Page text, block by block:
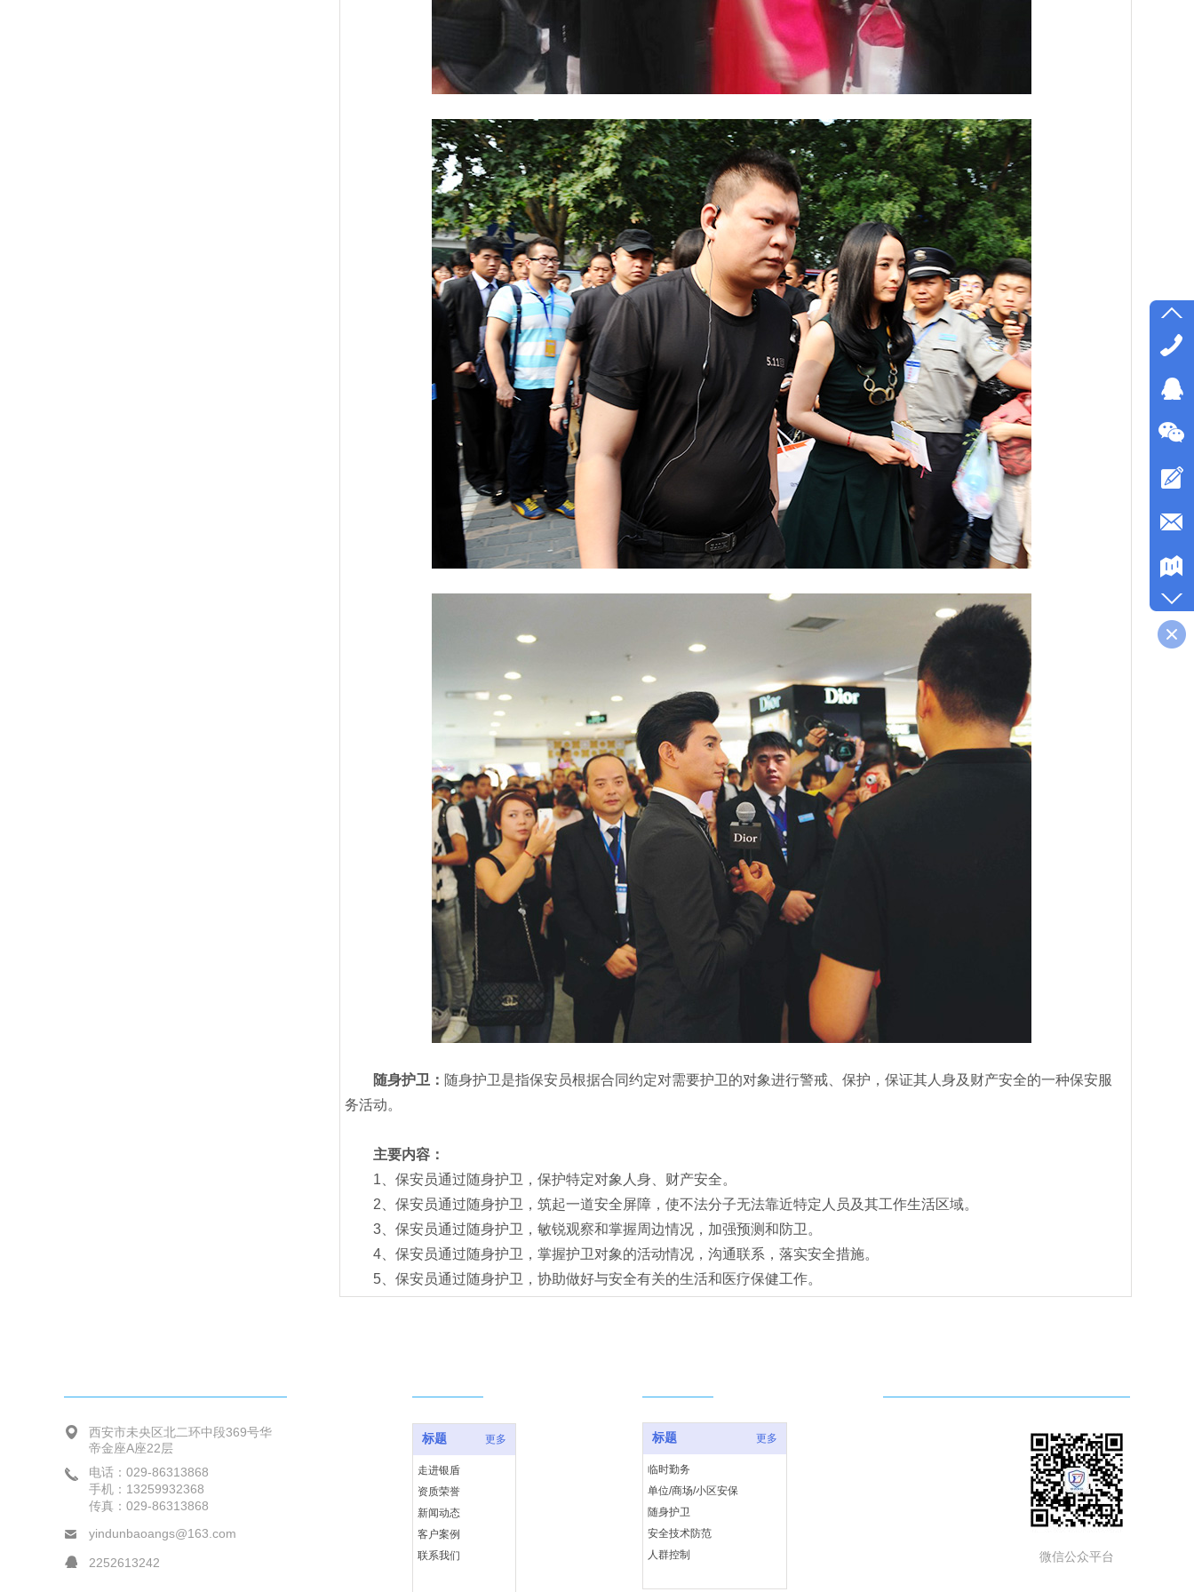
随身护卫： 随身护卫是指保安员根据合同约定对需要护卫的对象进行警戒、保护，保证其人身及财产安全的一种保安服
务活动。
主要内容：
1、保安员通过随身护卫，保护特定对象人身、财产安全。
2、保安员通过随身护卫，筑起一道安全屏障，使不法分子无法靠近特定人员及其工作生活区域。
3、保安员通过随身护卫，敏锐观察和掌握周边情况，加强预测和防卫。
4、保安员通过随身护卫，掌握护卫对象的活动情况，沟通联系，落实安全措施。
5、保安员通过随身护卫，协助做好与安全有关的生活和医疗保健工作。
标题 更多
走进银盾
资质荣誉
新闻动态
客户案例
联系我们
标题 更多
临时勤务
单位/商场/小区安保
随身护卫
安全技术防范
人群控制
yindunbaoangs@163.com
电话：029-86313868
手机：13259932368
传真：029-86313868
西安市未央区北二环中段369号华
帝金座A座22层
微信公众平台
2252613242